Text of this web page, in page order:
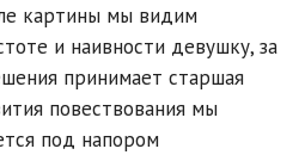
картины мы видим
и наивности девушку, за
принимает старшая
повествования мы
под напором